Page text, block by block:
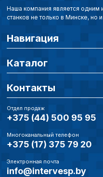
Наша компания является одним
станков не только в Минске, но
Навигация
Каталог
Контакты
Отдел продаж
+375 (44) 500 95 95
Многоканальный телефон
+375 (17) 375 79 20
Электронная почта
info@intervesp.by